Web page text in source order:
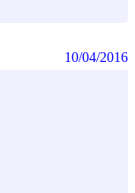
10/04/2016